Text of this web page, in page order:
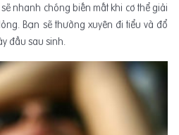
nhanh chóng biến mất khi cơ thể giải
Bạn sẽ thường xuyên đi tiểu và đổ
đầu sau sinh.